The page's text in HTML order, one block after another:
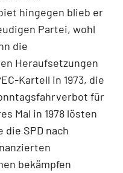
hingegen blieb er
Partei, wohl
die
Heraufsetzungen
Kartell in 1973, die
für
Mal in 1978 lösten
SPD nach
bekämpfen